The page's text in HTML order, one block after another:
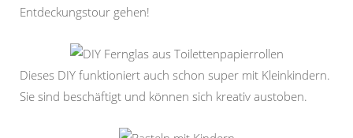
Entdeckungstour gehen!
Dieses DIY funktioniert auch schon super mit Kleinkindern.
Sie sind beschäftigt und können sich kreativ austoben.